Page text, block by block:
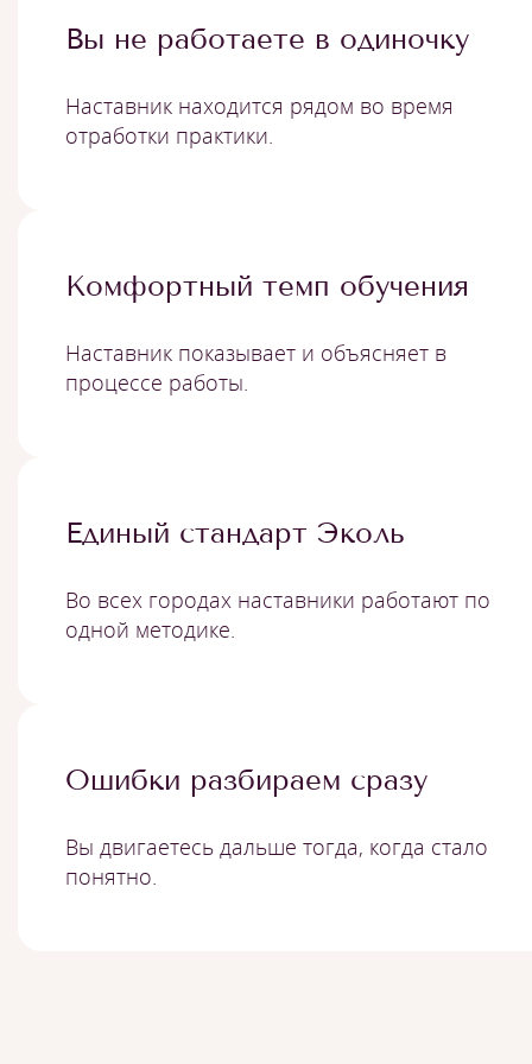
Вы не работаете в одиночку
Наставник находится рядом во время
отработки практики.
Комфортный темп обучения
Наставник показывает и объясняет в
процессе работы.
Единый стандарт Эколь
Во всех городах наставники работают по
одной методике.
Ошибки разбираем сразу
Вы двигаетесь дальше тогда, когда стало
понятно.